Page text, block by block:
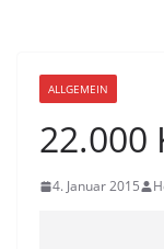
ALLGEMEIN
22.000
4. Januar 2015